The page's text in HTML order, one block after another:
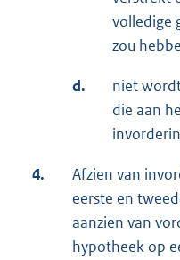
volledige
zou
d.
niet
die aan
4.
Afzien van
eerste en
aanzien van
hypotheek op